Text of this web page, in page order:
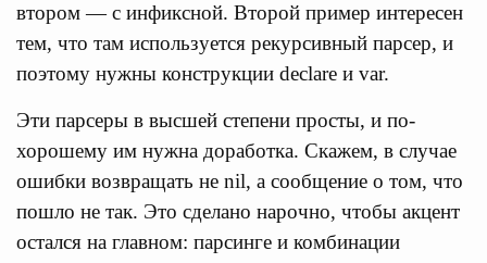
втором — с инфиксной. Второй пример интересен
тем, что там используется рекурсивный парсер, и
поэтому нужны конструкции declare и var.
Эти парсеры в высшей степени просты, и по-
хорошему им нужна доработка. Скажем, в случае
ошибки возвращать не nil, а сообщение о том, что
пошло не так. Это сделано нарочно, чтобы акцент
остался на главном: парсинге и комбинации